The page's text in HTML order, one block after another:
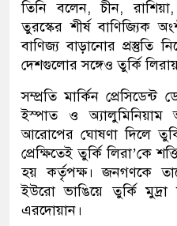
তিনি বলেন, চীন,
তুরস্কের শীর্ষ বাণিজ্যিক
বাণিজ্য বাড়ানোর প্রস্তুতি
দেশগুলোর সঙ্গেও তুর্কি লিরায়
সম্প্রতি মার্কিন প্রেসিডেন্ট
ইস্পাত ও অ্যালুমিনিয়াম
আরোপের ঘোষণা দিলে
প্রেক্ষিতেই তুর্কি লিরা’কে
হয় কর্তৃপক্ষ। জনগণকে
ইউরো ভাঙিয়ে তুর্কি মুদ্রা
এরদোয়ান।